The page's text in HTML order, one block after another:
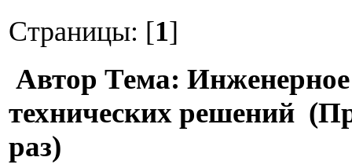
Страницы: [1]
Автор Тема:
технических решений
раз)